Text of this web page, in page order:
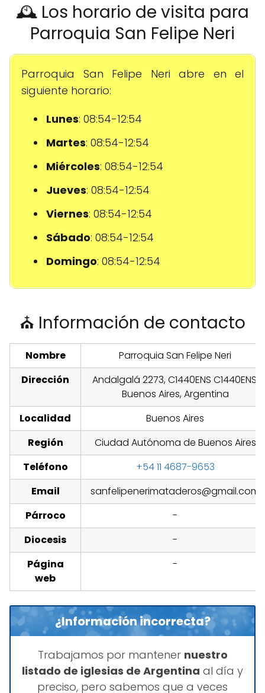
🕰️ Los horario de visita para
Parroquia San Felipe Neri
Parroquia San Felipe Neri abre en el
siguiente horario:
Lunes: 08:54-12:54
Martes: 08:54-12:54
Miércoles: 08:54-12:54
Jueves: 08:54-12:54
Viernes: 08:54-12:54
Sábado: 08:54-12:54
Domingo: 08:54-12:54
⛪ Información de contacto
Nombre
Parroquia San Felipe Neri
Dirección
Andalgalá 2273, C1440ENS C1440ENS,
Buenos Aires, Argentina
Localidad
Buenos Aires
Región
Ciudad Autónoma de Buenos Aires
Teléfono
+54 11 4687-9653
Email
sanfelipenerimataderos@gmail.com
Párroco
-
Diocesis
-
Página
web
-
¿Información incorrecta?
Trabajamos por mantener nuestro
listado de iglesias de Argentina al día y
preciso, pero sabemos que a veces